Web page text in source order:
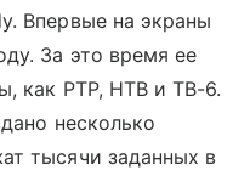
Впервые на экраны
За это время ее
как РТР, НТВ и ТВ-6.
несколько
тысячи заданных в